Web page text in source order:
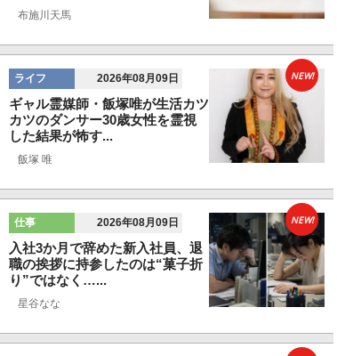
布施川天馬
ライフ 2026年08月09日
ギャル霊媒師・飯塚唯が生活カツ
カツのダンサー30歳女性を霊視
した結果が怖す...
飯塚 唯
NEW!
仕事 2026年08月09日
入社3か月で辞めた新入社員、退
職の挨拶に持参したのは“菓子折
り”ではなく…...
星谷なな
NEW!